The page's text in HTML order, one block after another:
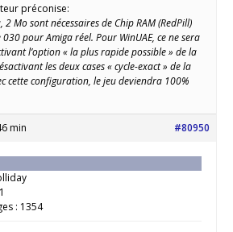
préconise:
2 Mo sont nécessaires de Chip RAM (RedPill)
pour Amiga réel. Pour WinUAE, ce ne sera
l’option « la plus rapide possible » de la
les deux cases « cycle-exact » de la
cette configuration, le jeu deviendra 100%
min #80950
: 1354